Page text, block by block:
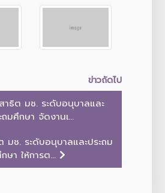
ข่าวถัดไป
าธิต มช. ระดับอนุบาลและ
ถมศึกษา จัดงานเ...
มช. ระดับอนุบาลและประถม
ษา ให้การต...